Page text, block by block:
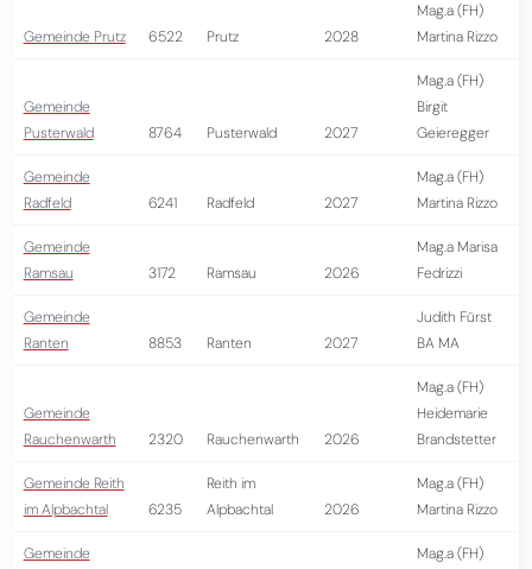
Gemeinde Prutz 6522 Prutz 2028
Mag.a (FH)
Martina Rizzo
Gemeinde
Pusterwald
8764 Pusterwald 2027
Mag.a (FH)
Birgit
Geieregger
Gemeinde
Radfeld
6241 Radfeld 2027
Mag.a (FH)
Martina Rizzo
Gemeinde
Ramsau
3172 Ramsau 2026
Mag.a Marisa
Fedrizzi
Gemeinde
Ranten
8853 Ranten 2027
Judith Fürst
BA MA
Gemeinde
Rauchenwarth
2320 Rauchenwarth 2026
Mag.a (FH)
Heidemarie
Brandstetter
Gemeinde Reith
im Alpbachtal
6235
Reith im
Alpbachtal
2026
Mag.a (FH)
Martina Rizzo
Gemeinde
Mag.a (FH)